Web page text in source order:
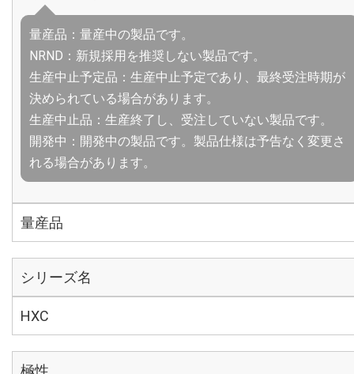
量産品：量産中の製品です。
NRND：新規採用を推奨しない製品です。
生産中止予定品：生産中止予定であり、最終受注時期が
決められている場合があります。
生産中止品：生産終了し、受注していない製品です。
開発中：開発中の製品です。製品仕様は予告なく変更さ
れる場合があります。
量産品
シリーズ名
HXC
極性